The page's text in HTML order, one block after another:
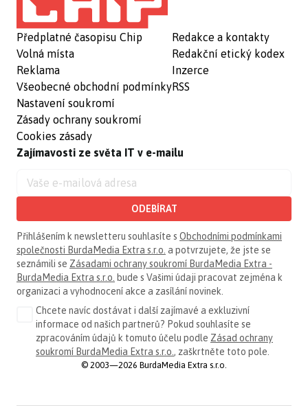
Předplatné časopisu Chip
Volná místa
Reklama
Všeobecné obchodní podmínky
Nastavení soukromí
Zásady ochrany soukromí
Cookies zásady
Redakce a kontakty
Redakční etický kodex
Inzerce
RSS
Zajímavosti ze světa IT v e-mailu
ODEBÍRAT
Přihlášením k newsletteru souhlasíte s Obchodními podmínkami
společnosti BurdaMedia Extra s.r.o. a potvrzujete, že jste se
seznámili se Zásadami ochrany soukromí BurdaMedia Extra -
BurdaMedia Extra s.r.o. bude s Vašimi údaji pracovat zejména k
organizaci a vyhodnocení akce a zasílání novinek.
Chcete navíc dostávat i další zajímavé a exkluzivní
informace od našich partnerů? Pokud souhlasíte se
zpracováním údajů k tomuto účelu podle Zásad ochrany
soukromí BurdaMedia Extra s.r.o., zaškrtněte toto pole.
© 2003—2026 BurdaMedia Extra s.r.o.